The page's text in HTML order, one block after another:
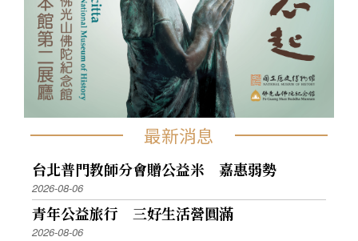
最新消息
台北普門教師分會贈公益米 嘉惠弱勢
2026-08-06
青年公益旅行 三好生活營圓滿
2026-08-06